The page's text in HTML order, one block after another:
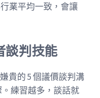
業平均一致，會讓
談判技能
貴的 5 個議價談判溝
練習越多，談話就